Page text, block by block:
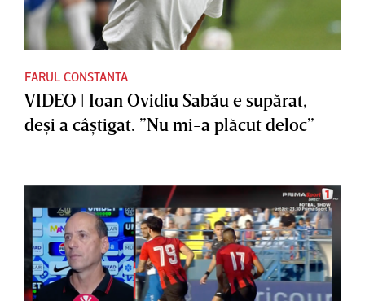
FARUL CONSTANTA
VIDEO | Ioan Ovidiu Sabău e supărat,
deşi a câştigat. ”Nu mi-a plăcut deloc”